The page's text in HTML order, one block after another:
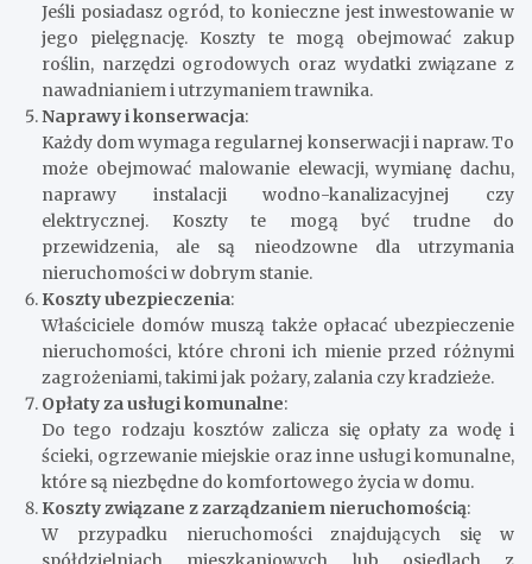
Jeśli posiadasz ogród, to konieczne jest inwestowanie w
jego pielęgnację. Koszty te mogą obejmować zakup
roślin, narzędzi ogrodowych oraz wydatki związane z
nawadnianiem i utrzymaniem trawnika.
Naprawy i konserwacja:
Każdy dom wymaga regularnej konserwacji i napraw. To
może obejmować malowanie elewacji, wymianę dachu,
naprawy instalacji wodno-kanalizacyjnej czy
elektrycznej. Koszty te mogą być trudne do
przewidzenia, ale są nieodzowne dla utrzymania
nieruchomości w dobrym stanie.
Koszty ubezpieczenia:
Właściciele domów muszą także opłacać ubezpieczenie
nieruchomości, które chroni ich mienie przed różnymi
zagrożeniami, takimi jak pożary, zalania czy kradzieże.
Opłaty za usługi komunalne:
Do tego rodzaju kosztów zalicza się opłaty za wodę i
ścieki, ogrzewanie miejskie oraz inne usługi komunalne,
które są niezbędne do komfortowego życia w domu.
Koszty związane z zarządzaniem nieruchomością:
W przypadku nieruchomości znajdujących się w